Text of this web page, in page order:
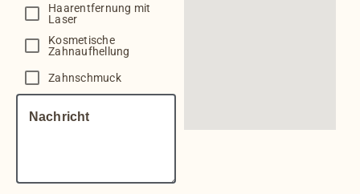
Haarentfernung mit
Laser
Kosmetische
Zahnaufhellung
Zahnschmuck
Nachricht